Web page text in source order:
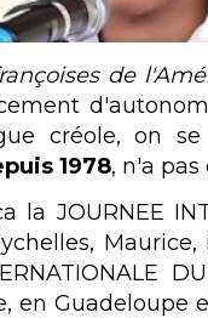
de
créole, on
1978, n'a
JOURNEE
en Guadeloupe